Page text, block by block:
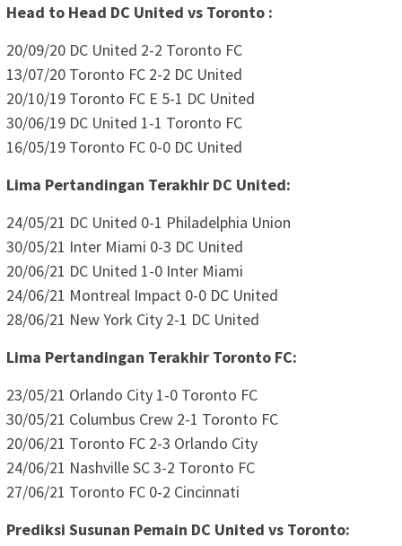
Head to Head DC United vs Toronto :
20/09/20 DC United 2-2 Toronto FC
13/07/20 Toronto FC 2-2 DC United
20/10/19 Toronto FC E 5-1 DC United
30/06/19 DC United 1-1 Toronto FC
16/05/19 Toronto FC 0-0 DC United
Lima Pertandingan Terakhir DC United:
24/05/21 DC United 0-1 Philadelphia Union
30/05/21 Inter Miami 0-3 DC United
20/06/21 DC United 1-0 Inter Miami
24/06/21 Montreal Impact 0-0 DC United
28/06/21 New York City 2-1 DC United
Lima Pertandingan Terakhir Toronto FC:
23/05/21 Orlando City 1-0 Toronto FC
30/05/21 Columbus Crew 2-1 Toronto FC
20/06/21 Toronto FC 2-3 Orlando City
24/06/21 Nashville SC 3-2 Toronto FC
27/06/21 Toronto FC 0-2 Cincinnati
Prediksi Susunan Pemain DC United vs Toronto: